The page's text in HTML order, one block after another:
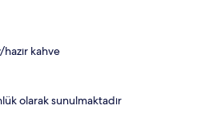
kahve
olarak sunulmaktadır